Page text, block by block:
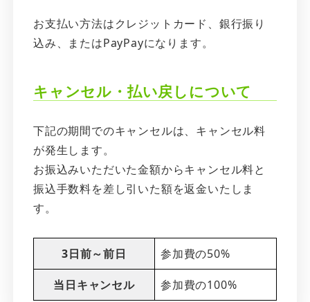
お支払い方法はクレジットカード、銀行振り
込み、またはPayPayになります。
キャンセル・払い戻しについて
下記の期間でのキャンセルは、キャンセル料
が発生します。
お振込みいただいた金額からキャンセル料と
振込手数料を差し引いた額を返金いたしま
す。
3日前～前日 参加費の50%
当日キャンセル 参加費の100%